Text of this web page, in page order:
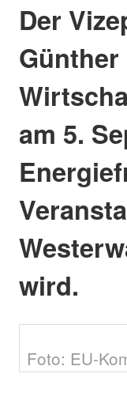
Der
am 5.
wird.
Foto: EU-